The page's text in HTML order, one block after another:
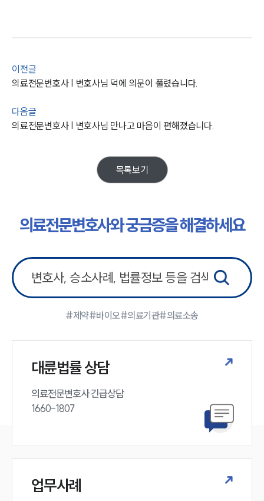
언론보도
법률 블로그
법률서식
뉴스레터/브로슈어
대륜법률상담예약
대륜법률상담예약
이전글
의료전문변호사 | 변호사님 덕에 의문이 풀렸습니다.
다음글
의료전문변호사 | 변호사님 만나고 마음이 편해졌습니다.
목록보기
의료전문변호사와 궁금증을 해결하세요
#제약#바이오#의료기관#의료소송
대륜법률 상담
의료전문변호사 긴급상담
1660-1807
업무사례